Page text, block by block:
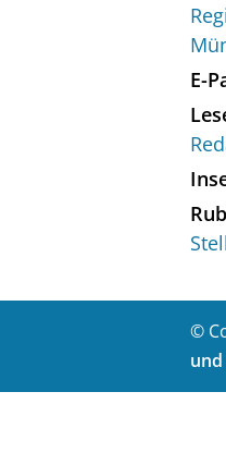
E-
©